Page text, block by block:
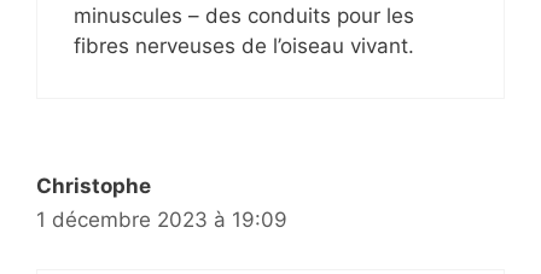
minuscules – des conduits pour les
fibres nerveuses de l’oiseau vivant.
Christophe
1 décembre 2023 à 19:09